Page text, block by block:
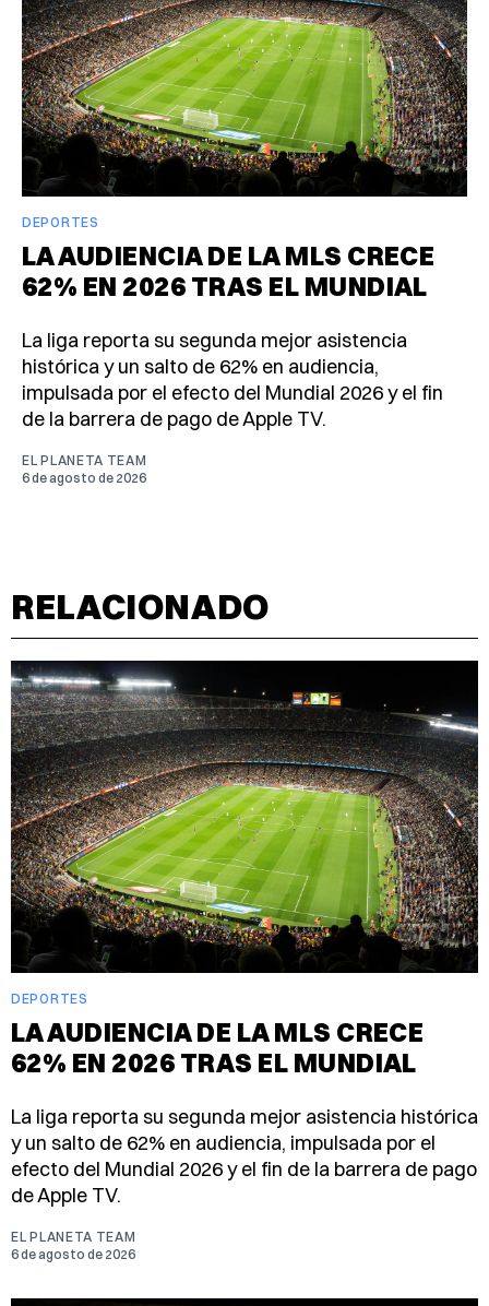
DEPORTES
LA AUDIENCIA DE LA MLS CRECE
62% EN 2026 TRAS EL MUNDIAL
La liga reporta su segunda mejor asistencia
histórica y un salto de 62% en audiencia,
impulsada por el efecto del Mundial 2026 y el fin
de la barrera de pago de Apple TV.
EL PLANETA TEAM
6 de agosto de 2026
RELACIONADO
DEPORTES
LA AUDIENCIA DE LA MLS CRECE
62% EN 2026 TRAS EL MUNDIAL
La liga reporta su segunda mejor asistencia histórica
y un salto de 62% en audiencia, impulsada por el
efecto del Mundial 2026 y el fin de la barrera de pago
de Apple TV.
EL PLANETA TEAM
6 de agosto de 2026